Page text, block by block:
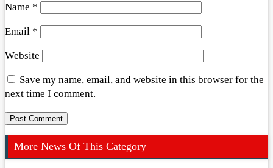
Name *
Email *
Website
Save my name, email, and website in this browser for the
next time I comment.
More News Of This Category